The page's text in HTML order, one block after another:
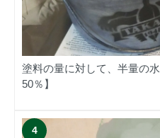
塗料の量に対して、半量の
50％】